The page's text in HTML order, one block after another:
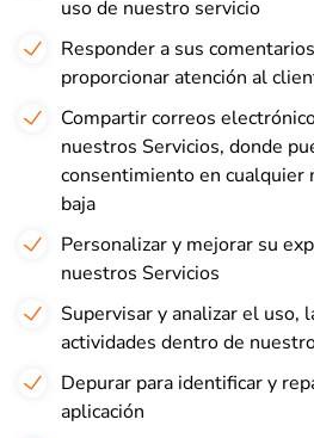
uso de nuestro servicio
Responder a sus
proporcionar atención al
Compartir correos
nuestros Servicios, donde
consentimiento en cualquier
baja
Personalizar y mejorar su
nuestros Servicios
Supervisar y analizar el uso,
actividades dentro de
Depurar para identificar y
aplicación